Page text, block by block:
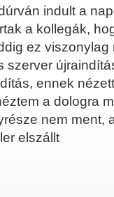
indult a
a kollegák,
ez viszonylag
szerver
ennek
a dologra
nem ment,
elszállt